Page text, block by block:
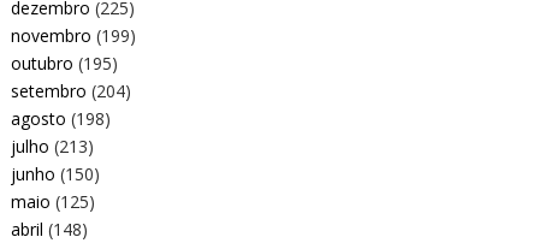
dezembro (225)
novembro (199)
outubro (195)
setembro (204)
agosto (198)
julho (213)
junho (150)
maio (125)
abril (148)